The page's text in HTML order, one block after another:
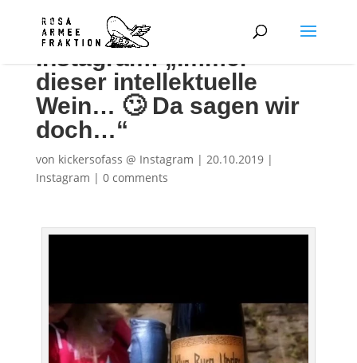
Instagram: „Immer
dieser intellektuelle
Wein… 🙄 Da sagen wir
doch…“
von kickersofass @ Instagram | 20.10.2019|
Instagram | 0 comments